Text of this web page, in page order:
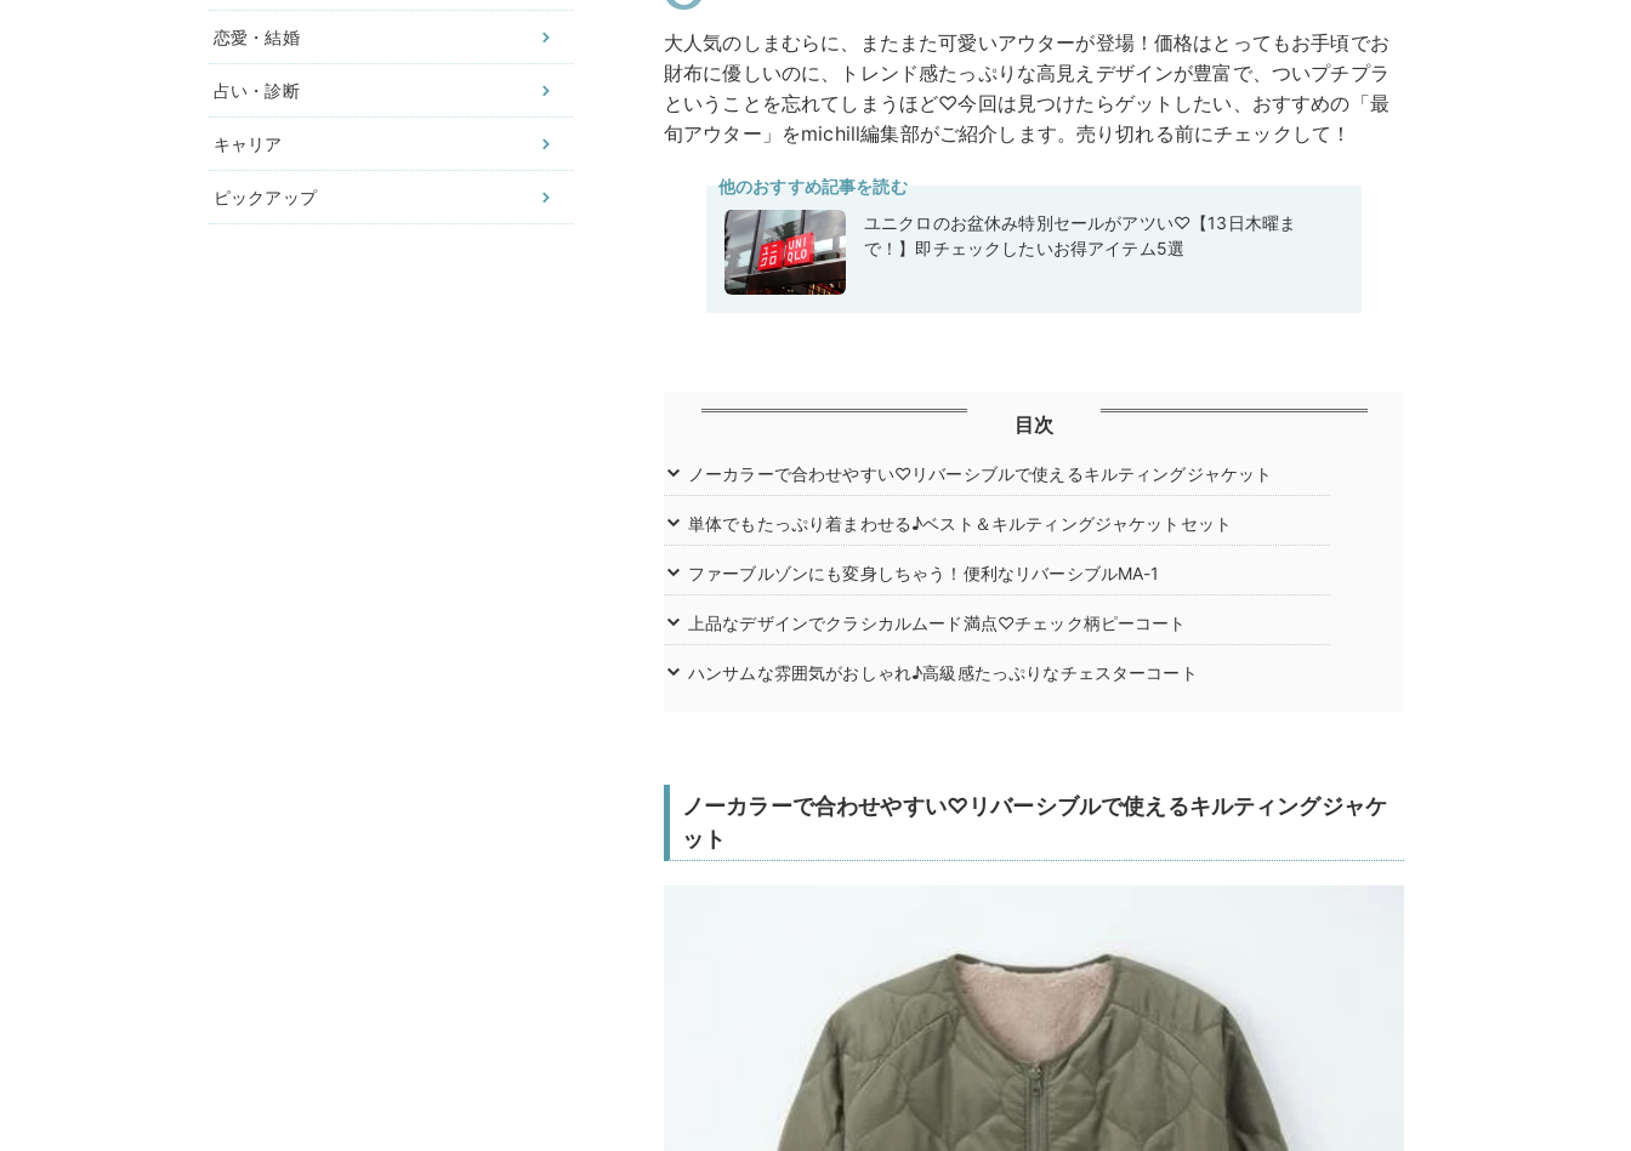
恋愛・結婚
占い・診断
キャリア
ピックアップ
大人気のしまむらに、またまた可愛いアウターが登場！価格はとってもお手頃でお
財布に優しいのに、トレンド感たっぷりな高見えデザインが豊富で、ついプチプラ
ということを忘れてしまうほど♡今回は見つけたらゲットしたい、おすすめの「最
旬アウター」をmichill編集部がご紹介します。売り切れる前にチェックして！
他のおすすめ記事を読む
ユニクロのお盆休み特別セールがアツい♡【13日木曜ま
で！】即チェックしたいお得アイテム5選
目次
ノーカラーで合わせやすい♡リバーシブルで使えるキルティングジャケット
単体でもたっぷり着まわせる♪ベスト＆キルティングジャケットセット
ファーブルゾンにも変身しちゃう！便利なリバーシブルMA-1
上品なデザインでクラシカルムード満点♡チェック柄ピーコート
ハンサムな雰囲気がおしゃれ♪高級感たっぷりなチェスターコート
ノーカラーで合わせやすい♡リバーシブルで使えるキルティングジャケ
ット